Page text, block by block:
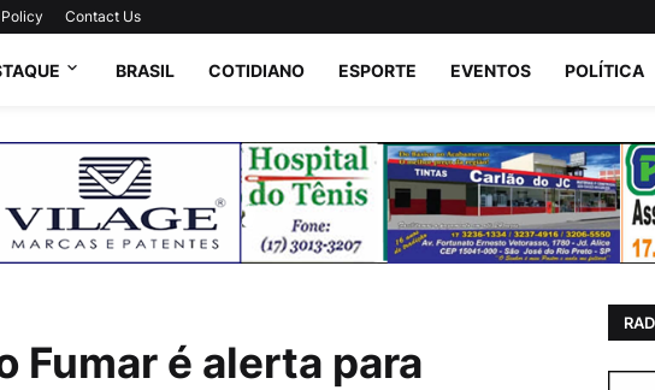
Contact Us
BRASIL COTIDIANO ESPORTE EVENTOS POLÍTICA
Fumar é alerta para